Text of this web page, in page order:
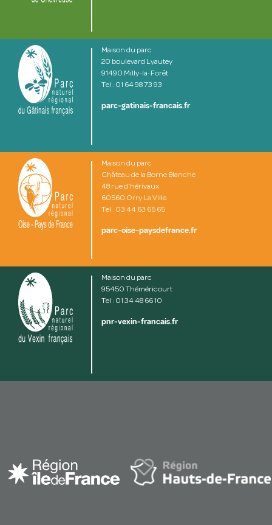
Maison du parc
20 boulevard Lyautey
91490 Milly-la-Forêt
Tel : 01 64 98 73 93
parc-gatinais-francais.fr
Maison du parc
Château de la Borne Blanche
48 rue d'hérivaux
60560 Orry La Ville
Tel : 03 44 63 65 65
parc-oise-paysdefrance.fr
Maison du parc
95450 Théméricourt
Tel : 01 34 48 66 10
pnr-vexin-francais.fr